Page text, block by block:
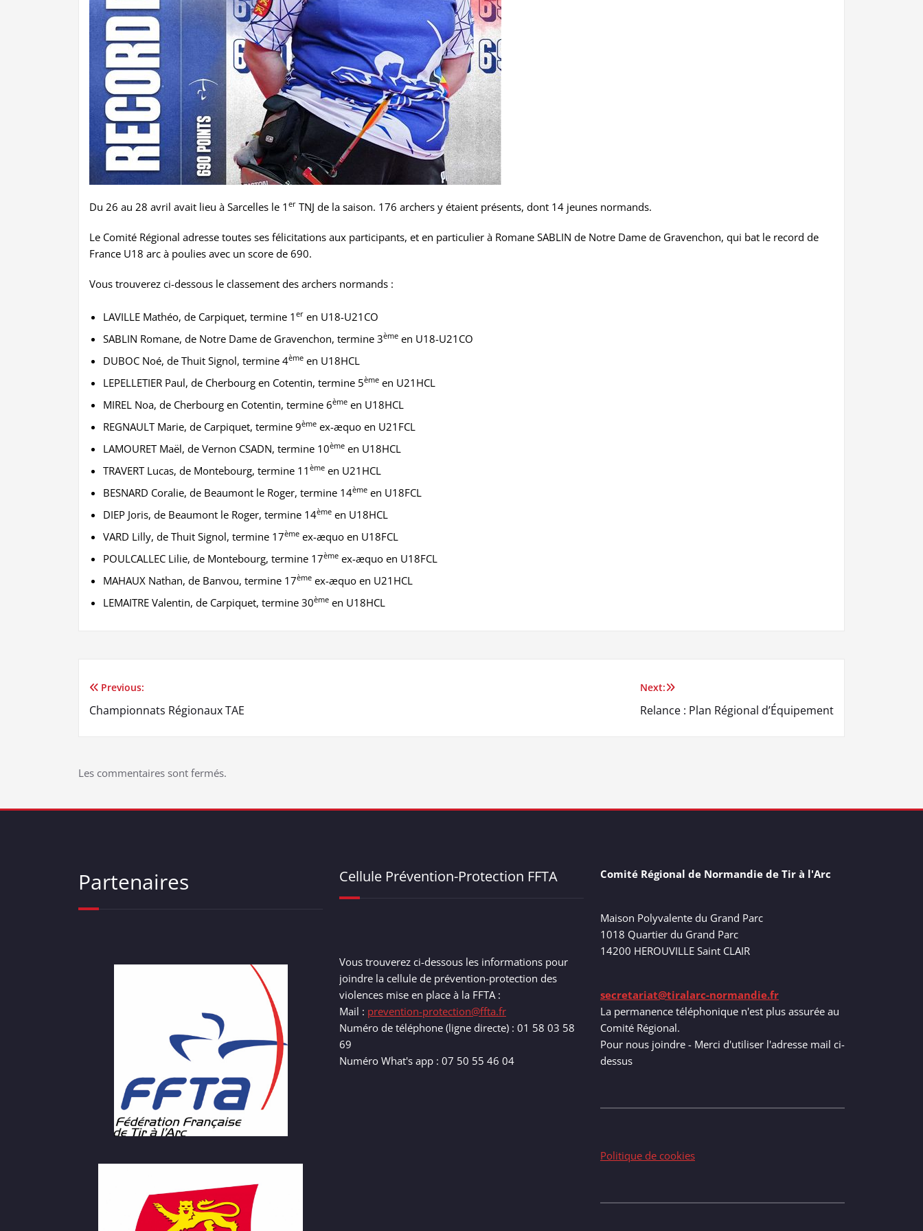
Du 26 au 28 avril avait lieu à Sarcelles le 1 er TNJ de la saison. 176 archers y étaient présents, dont 14 jeunes normands.
Le Comité Régional adresse toutes ses félicitations aux participants, et en particulier à Romane SABLIN de Notre Dame de Gravenchon, qui bat le record de
France U18 arc à poulies avec un score de 690.
Vous trouverez ci-dessous le classement des archers normands :
LAVILLE Mathéo, de Carpiquet, termine 1 er en U18-U21CO
SABLIN Romane, de Notre Dame de Gravenchon, termine 3ème en U18-U21CO
DUBOC Noé, de Thuit Signol, termine 4ème en U18HCL
LEPELLETIER Paul, de Cherbourg en Cotentin, termine 5ème en U21HCL
MIREL Noa, de Cherbourg en Cotentin, termine 6ème en U18HCL
REGNAULT Marie, de Carpiquet, termine 9ème ex-æquo en U21FCL
LAMOURET Maël, de Vernon CSADN, termine 10ème en U18HCL
TRAVERT Lucas, de Montebourg, termine 11 ème en U21HCL
BESNARD Coralie, de Beaumont le Roger, termine 14ème en U18FCL
DIEP Joris, de Beaumont le Roger, termine 14ème en U18HCL
VARD Lilly, de Thuit Signol, termine 17ème ex-æquo en U18FCL
POULCALLEC Lilie, de Montebourg, termine 17ème ex-æquo en U18FCL
MAHAUX Nathan, de Banvou, termine 17ème ex-æquo en U21HCL
LEMAITRE Valentin, de Carpiquet, termine 30ème en U18HCL
Navigation
Previous:
Championnats Régionaux TAE
Next:
Relance : Plan Régional d’Équipement
Les commentaires sont fermés.
Partenaires Cellule Prévention-Protection FFTA
Vous trouverez ci-dessous les informations pour
joindre la cellule de prévention-protection des
violences mise en place à la FFTA :
Mail : prevention-protection@ffta.fr
Numéro de téléphone (ligne directe) : 01 58 03 58
69
Numéro What's app : 07 50 55 46 04
Comité Régional de Normandie de Tir à l'Arc
Maison Polyvalente du Grand Parc
1018 Quartier du Grand Parc
14200 HEROUVILLE Saint CLAIR
secretariat@tiralarc-normandie.fr
La permanence téléphonique n'est plus assurée au
Comité Régional.
Pour nous joindre - Merci d'utiliser l'adresse mail ci-
dessus
Politique de cookies